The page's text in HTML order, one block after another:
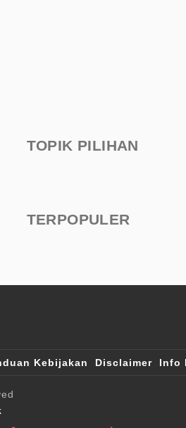
TOPIK PILIHAN
TERPOPULER
Kebijakan Disclaimer Info